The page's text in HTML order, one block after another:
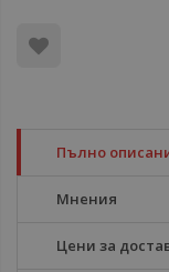
Пълно
Мнения
Цени за